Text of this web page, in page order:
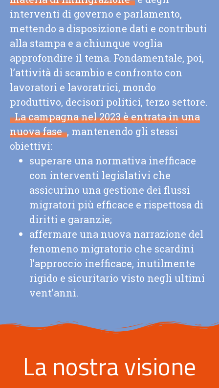
Benvenuto su
Ero Straniero
Leggi il nostro ultimo rapporto sul
decreto flussi:
DOSSIER FLUSSI 2026
interventi di governo e parlamento,
mettendo a disposizione dati e contributi
alla stampa e a chiunque voglia
approfondire il tema. Fondamentale, poi,
l’attività di scambio e confronto con
lavoratori e lavoratrici, mondo
produttivo, decisori politici, terzo settore.
La campagna nel 2023 è entrata in una
nuova fase , mantenendo gli stessi
obiettivi:
superare una normativa inefficace
con interventi legislativi che
assicurino una gestione dei flussi
migratori più efficace e rispettosa di
diritti e garanzie;
affermare una nuova narrazione del
fenomeno migratorio che scardini
l’approccio inefficace, inutilmente
rigido e sicuritario visto negli ultimi
vent’anni.
La nostra visione